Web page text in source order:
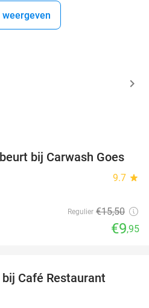
weergeven
36%
bij Carwash Goes
9.7 star
Regulier €15,50
€9,95
Café Restaurant